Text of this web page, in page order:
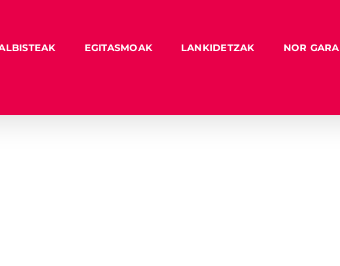
EGITASMOAK LANKIDETZAK NOR GARA